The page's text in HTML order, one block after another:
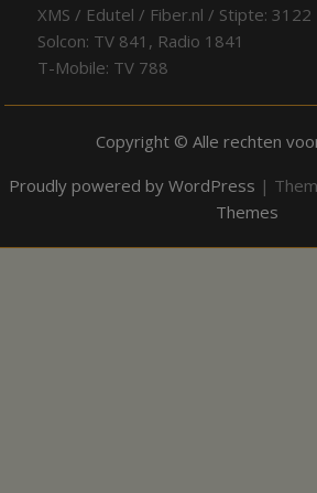
XMS / Edutel / Fiber.nl / Stipte: 3122
Solcon: TV 841, Radio 1841
T-Mobile: TV 788
Copyright © Alle rechten
Proudly powered by WordPress |
Themes